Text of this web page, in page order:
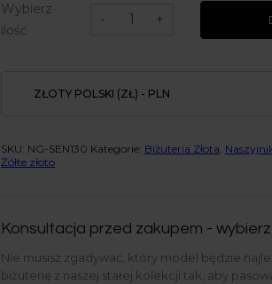
Wybierz
ilość
Naszyjnik
- +
ZŁOTY POLSKI (ZŁ) - PLN
SKU: NG-SEN130 Kategorie: Biżuteria Złota,
Żółte złoto
Konsultacja przed zakupem -
Nie musisz zgadywać, który model będzie
biżuterię z naszej stałej kolekcji tak, aby